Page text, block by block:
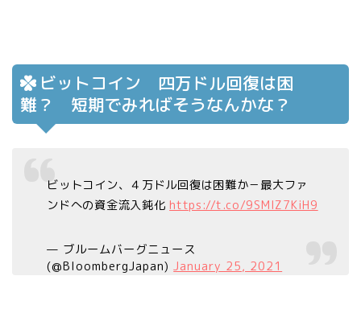
ビットコイン 四万ドル回復は困
難？ 短期でみればそうなんかな？
ビットコイン、４万ドル回復は困難か－最大ファ
ンドへの資金流入鈍化 https://t.co/9SMlZ7KiH9
— ブルームバーグニュース
(@BloombergJapan)January 25, 2021